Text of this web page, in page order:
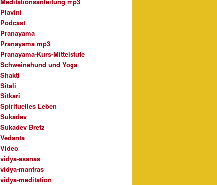
Meditationsanleitung mp3
Plavini
Podcast
Pranayama
Pranayama mp3
Pranayama-Kurs-Mittelstufe
Schweinehund und Yoga
Shakti
Sitali
Sitkari
Spirituelles Leben
Sukadev
Sukadev Bretz
Vedanta
Video
vidya-asanas
vidya-mantras
vidya-meditation